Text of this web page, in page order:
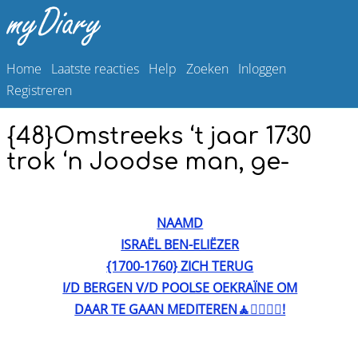
Home Laatste reacties Help Zoeken Inloggen
Registreren
{48}Omstreeks ‘t jaar 1730
trok ‘n Joodse man, ge-
NAAMD
ISRAËL BEN-ELIËZER
{1700-1760} ZICH TERUG
I/D BERGEN V/D POOLSE OEKRAÏNE OM
DAAR TE GAAN MEDITEREN🧘🧘‍♀️🧘‍♂️!